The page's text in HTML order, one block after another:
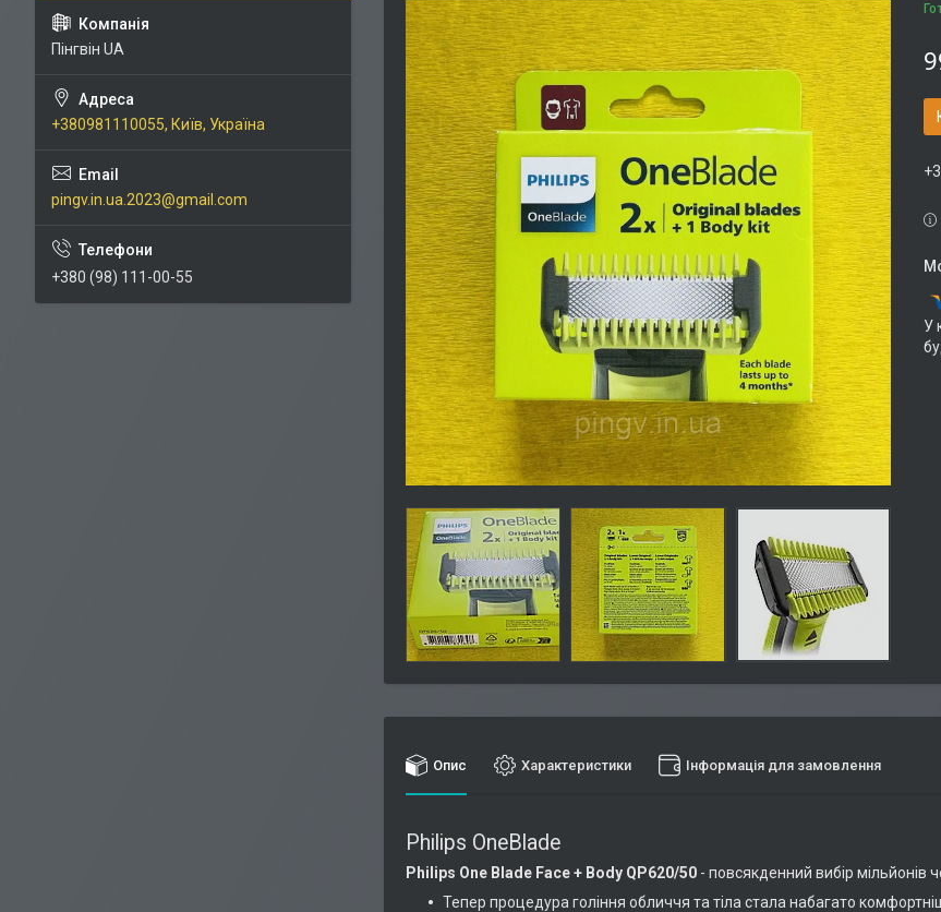
У
Опис Характеристики Інформація для замовлення
Philips OneBlade
Philips One Blade Face + Body QP620/50 - повсякденний вибір мільйонів
Тепер процедура гоління обличчя та тіла стала набагато
Пінгвін UA
+380981110055, Київ, Україна
pingv.in.ua.2023@gmail.com
+380 (98) 111-00-55